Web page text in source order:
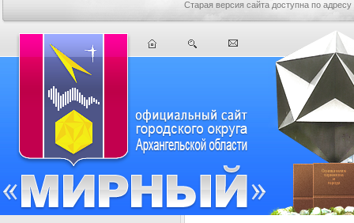
Старая версия сайта доступна по адресу